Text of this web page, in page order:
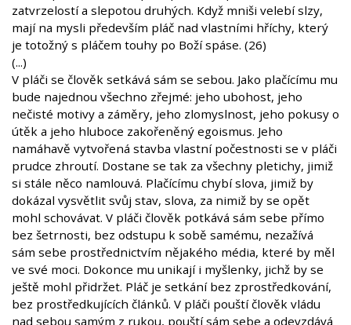
zatvrzelostí a slepotou druhých. Když mniši velebí slzy,
mají na mysli především pláč nad vlastními hříchy, který
je totožný s pláčem touhy po Boží spáse. (26)
(...)
V pláči se člověk setkává sám se sebou. Jako plačícímu mu
bude najednou všechno zřejmé: jeho ubohost, jeho
nečisté motivy a záměry, jeho zlomyslnost, jeho pokusy o
útěk a jeho hluboce zakořeněný egoismus. Jeho
namáhavě vytvořená stavba vlastní počestnosti se v pláči
prudce zhroutí. Dostane se tak za všechny pletichy, jimiž
si stále něco namlouvá. Plačícímu chybí slova, jimiž by
dokázal vysvětlit svůj stav, slova, za nimiž by se opět
mohl schovávat. V pláči člověk potkává sám sebe přímo
bez šetrnosti, bez odstupu k sobě samému, nezažívá
sám sebe prostřednictvím nějakého média, které by měl
ve své moci. Dokonce mu unikají i myšlenky, jichž by se
ještě mohl přidržet. Pláč je setkání bez zprostředkování,
bez prostředkujících článků. V pláči pouští člověk vládu
nad sebou samým z rukou, pouští sám sebe a odevzdává